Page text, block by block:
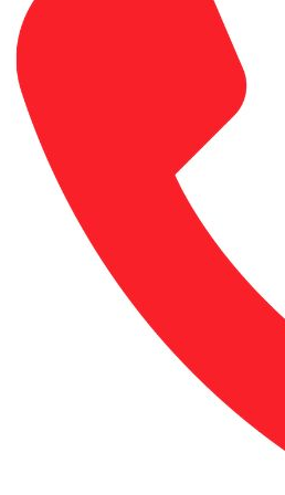
CỦA CHÚNG TÔI